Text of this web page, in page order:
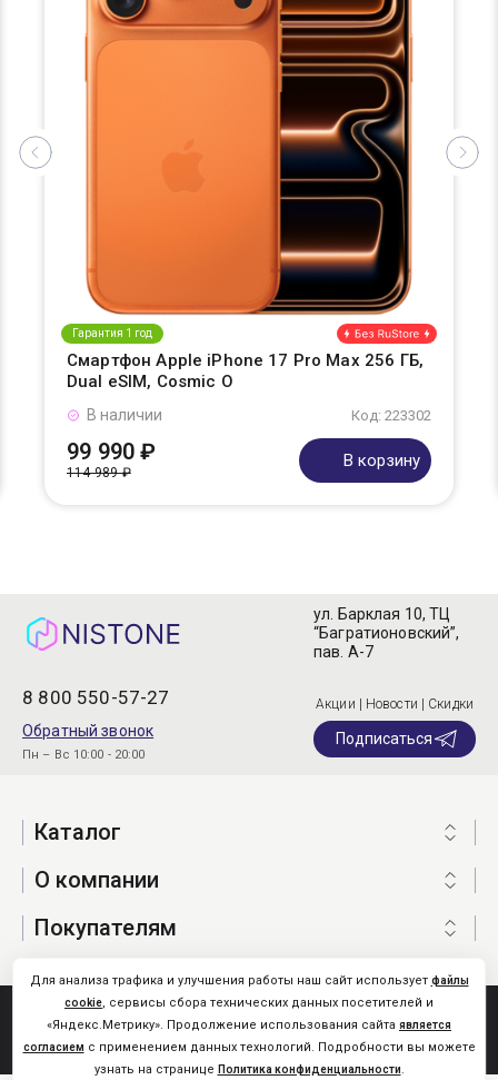
Гарантия 1 год
Смартфон Apple iPhone 17 Pro Max 256 ГБ,
Dual eSIM, Cosmic O
Код: 223302
В наличии
99 990 ₽
114 989 ₽
В корзину
8 800 550-57-27
Обратный звонок
Пн – Вс 10:00 - 20:00
ул. Барклая 10, ТЦ
“Багратионовский”,
пав. А-7
Акции | Новости | Скидки
Подписаться
Каталог
О компании
Покупателям
Nistone.Ru © 2026
Карта сайта
Для анализа трафика и улучшения работы наш сайт использует файлы
cookie, сервисы сбора технических данных посетителей и
«Яндекс.Метрику». Продолжение использования сайта является
согласием с применением данных технологий. Подробности вы можете
узнать на странице Политика конфиденциальности.